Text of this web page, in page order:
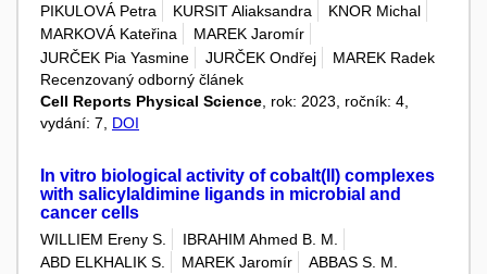
PIKULOVÁ Petra
KURSIT Aliaksandra
KNOR Michal
MARKOVÁ Kateřina
MAREK Jaromír
JURČEK Pia Yasmine
JURČEK Ondřej
MAREK Radek
Recenzovaný odborný článek
Cell Reports Physical Science , rok: 2023, ročník: 4,
vydání: 7, DOI
In vitro biological activity of cobalt(II) complexes
with salicylaldimine ligands in microbial and
cancer cells
WILLIEM Ereny S.
IBRAHIM Ahmed B. M.
ABD ELKHALIK S.
MAREK Jaromír
ABBAS S. M.